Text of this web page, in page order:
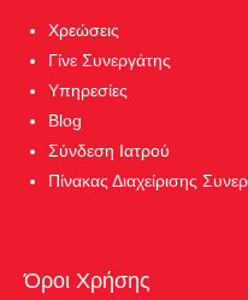
Χρεώσεις
Γίνε Συνεργάτης
Υπηρεσίες
Blog
Σύνδεση Ιατρού
Πίνακας Διαχείρισης
Όροι Χρήσης